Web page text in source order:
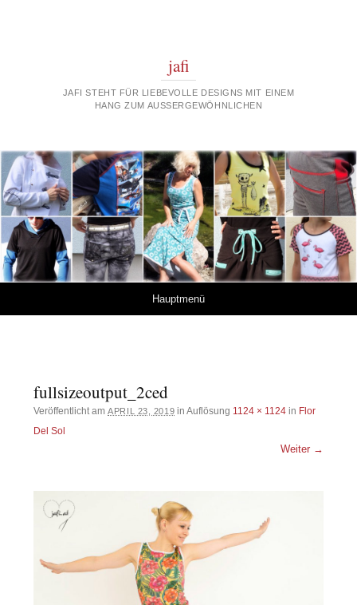
jafi
JAFI STEHT FÜR LIEBEVOLLE DESIGNS MIT EINEM
HANG ZUM AUSSERGEWÖHNLICHEN
Hauptmenü
fullsizeoutput_2ced
Veröffentlicht amAPRIL 23, 2019 in Auflösung 1124 × 1124 in Flor
Del Sol
Weiter →